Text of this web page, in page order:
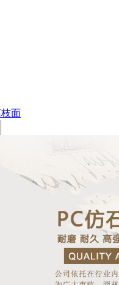
面